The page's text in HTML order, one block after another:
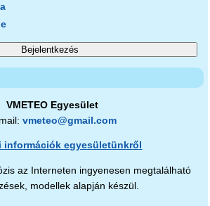
VMETEO Egyesület
vmeteo@gmail.com
információk egyesületünkről
az Interneten ingyenesen megtalálható
modellek alapján készül.